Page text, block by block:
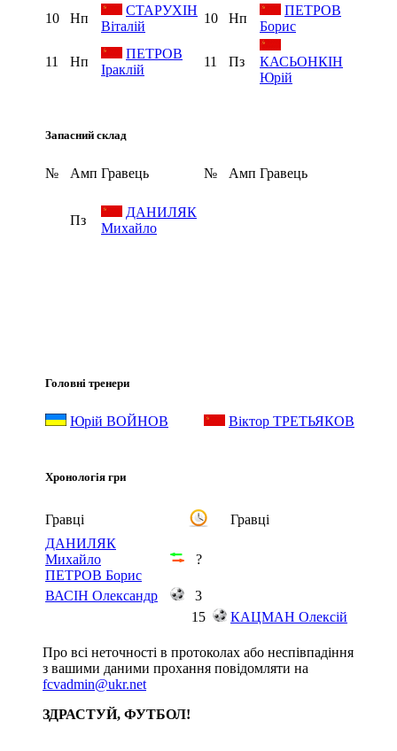
10
Нп
СТАРУХІН
Віталій
10 Нп
ПЕТРОВ
Борис
11 Нп
ПЕТРОВ
Іраклій
11 Пз
КАСЬОНКІН
Юрій
Запасний склад
№ Амп Гравець № Амп Гравець
Пз
ДАНИЛЯК
Михайло
Головні тренери
Юрій ВОЙНОВ Віктор ТРЕТЬЯКОВ
Хронологія гри
Гравці
Гравці
ДАНИЛЯК
Михайло
ПЕТРОВ Борис
?
ВАСІН Олександр
3
15
КАЦМАН Олексій
Про всі неточності в протоколах або неспівпадіння
з вашими даними прохання повідомляти на
fcvadmin@ukr.net
ЗДРАСТУЙ, ФУТБОЛ!